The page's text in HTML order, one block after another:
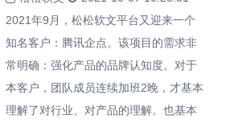
2021年9月，松松软文平台又迎来一个
知名客户：腾讯企点。该项目的需求非
常明确：强化产品的品牌认知度。对于
本客户，团队成员连续加班2晚，才基本
理解了对行业、对产品的理解。也基本